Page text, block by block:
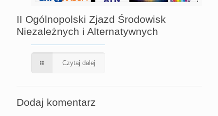
II Ogólnopolski Zjazd Środowisk
Niezależnych i Alternatywnych
Czytaj dalej
Dodaj komentarz